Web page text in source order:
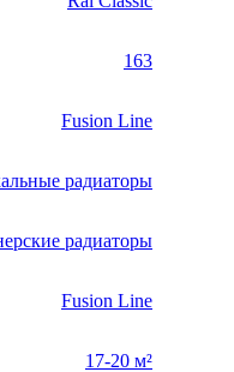
163
Fusion Line
радиаторы
радиаторы
Fusion Line
17-20 м²